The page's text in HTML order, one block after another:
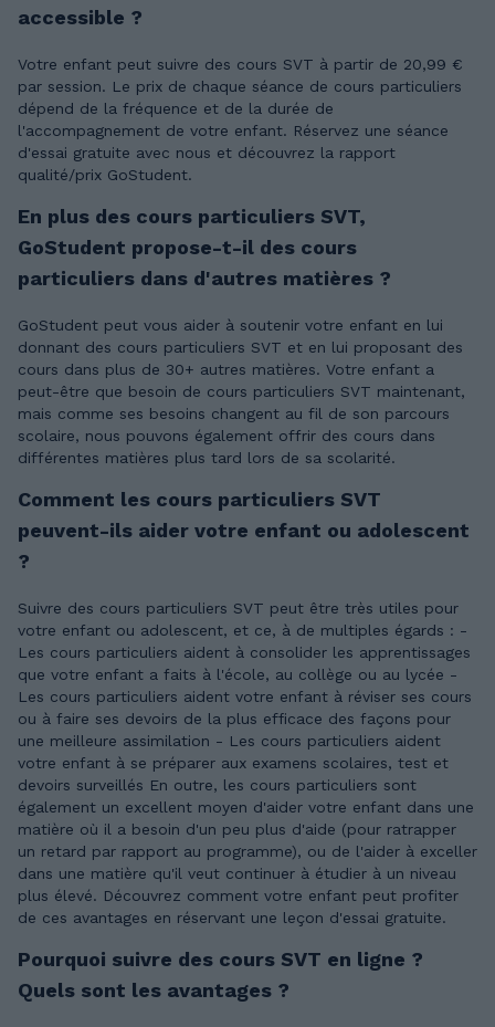
accessible ?
Votre enfant peut suivre des cours SVT à partir de 20,99 €
par session. Le prix de chaque séance de cours particuliers
dépend de la fréquence et de la durée de
l'accompagnement de votre enfant. Réservez une séance
d'essai gratuite avec nous et découvrez la rapport
qualité/prix GoStudent.
En plus des cours particuliers SVT,
GoStudent propose-t-il des cours
particuliers dans d'autres matières ?
GoStudent peut vous aider à soutenir votre enfant en lui
donnant des cours particuliers SVT et en lui proposant des
cours dans plus de 30+ autres matières. Votre enfant a
peut-être que besoin de cours particuliers SVT maintenant,
mais comme ses besoins changent au fil de son parcours
scolaire, nous pouvons également offrir des cours dans
différentes matières plus tard lors de sa scolarité.
Comment les cours particuliers SVT
peuvent-ils aider votre enfant ou adolescent
?
Suivre des cours particuliers SVT peut être très utiles pour
votre enfant ou adolescent, et ce, à de multiples égards : -
Les cours particuliers aident à consolider les apprentissages
que votre enfant a faits à l'école, au collège ou au lycée -
Les cours particuliers aident votre enfant à réviser ses cours
ou à faire ses devoirs de la plus efficace des façons pour
une meilleure assimilation - Les cours particuliers aident
votre enfant à se préparer aux examens scolaires, test et
devoirs surveillés En outre, les cours particuliers sont
également un excellent moyen d'aider votre enfant dans une
matière où il a besoin d'un peu plus d'aide (pour ratrapper
un retard par rapport au programme), ou de l'aider à exceller
dans une matière qu'il veut continuer à étudier à un niveau
plus élevé. Découvrez comment votre enfant peut profiter
de ces avantages en réservant une leçon d'essai gratuite.
Pourquoi suivre des cours SVT en ligne ?
Quels sont les avantages ?